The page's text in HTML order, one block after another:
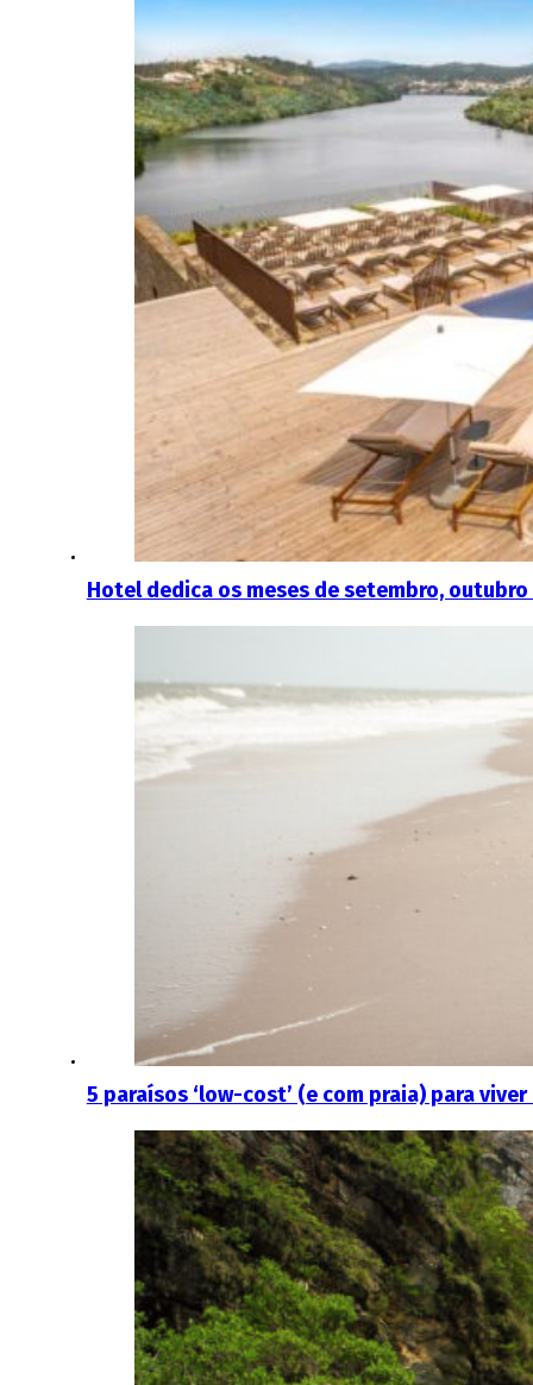
Hotel dedica os meses de setembro,
5 paraísos ‘low-cost’ (e com praia) para